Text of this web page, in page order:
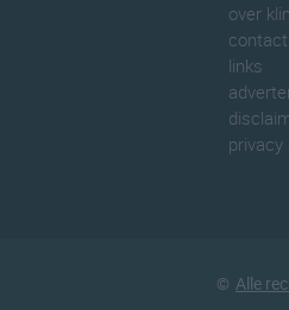
over
contact
links
privacy
© Alle